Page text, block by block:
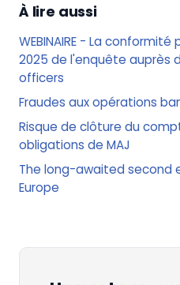
À lire aussi
WEBINAIRE - La
2025 de l'enquête auprès
officers
Fraudes aux opérations
Risque de clôture du
obligations de MAJ
The long-awaited second
Europe